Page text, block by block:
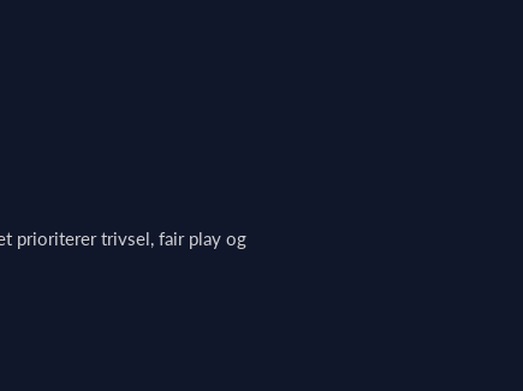
prioriterer trivsel, fair play og